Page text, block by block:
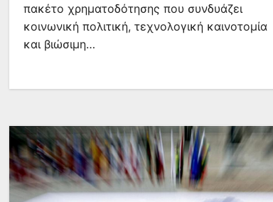
πακέτο χρηματοδότησης που συνδυάζει
κοινωνική πολιτική, τεχνολογική καινοτομία
και βιώσιμη…